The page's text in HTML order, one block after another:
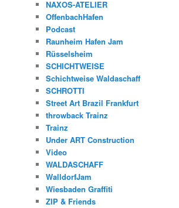
NAXOS-ATELIER
OffenbachHafen
Podcast
Raunheim Hafen Jam
Rüsselsheim
SCHICHTWEISE
Schichtweise Waldaschaff
SCHROTTI
Street Art Brazil Frankfurt
throwback Trainz
Trainz
Under ART Construction
Video
WALDASCHAFF
WalldorfJam
Wiesbaden Graffiti
ZIP & Friends